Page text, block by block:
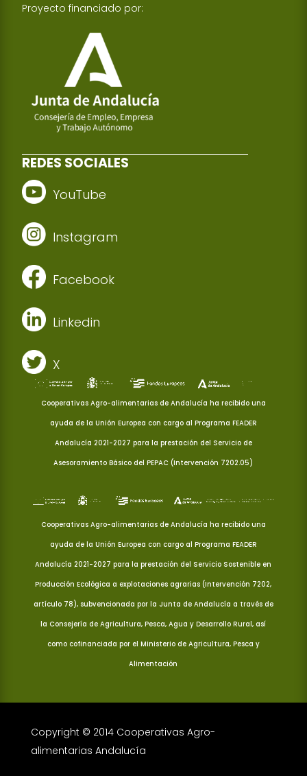
Proyecto financiado por:
REDES SOCIALES
YouTube
Instagram
Facebook
Linkedin
X
Cooperativas Agro-alimentarias de Andalucía ha recibido una
ayuda de la Unión Europea con cargo al Programa FEADER
Andalucía 2021-2027 para la prestación del Servicio de
Asesoramiento Básico del PEPAC (Intervención 7202.05)
Cooperativas Agro-alimentarias de Andalucía ha recibido una
ayuda de la Unión Europea con cargo al Programa FEADER
Andalucía 2021-2027 para la prestación del Servicio Sostenible en
Producción Ecológica a explotaciones agrarias (Intervención 7202,
artículo 78), subvencionada por la Junta de Andalucía a través de
la Consejería de Agricultura, Pesca, Agua y Desarrollo Rural, así
como cofinanciada por el Ministerio de Agricultura, Pesca y
Alimentación
Copyright © 2014 Cooperativas Agro-
alimentarias Andalucía